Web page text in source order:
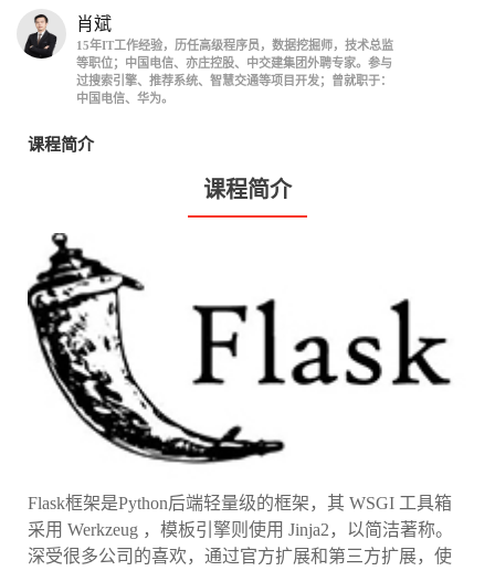
肖斌
15年IT工作经验，历任高级程序员，数据挖掘师，技术总监
等职位；中国电信、亦庄控股、中交建集团外聘专家。参与
过搜索引擎、推荐系统、智慧交通等项目开发；曾就职于：
中国电信、华为。
课程简介
课程简介
Flask框架是Python后端轻量级的框架，其 WSGI 工具箱
采用 Werkzeug ，模板引擎则使用 Jinja2，以简洁著称。
深受很多公司的喜欢，通过官方扩展和第三方扩展，使